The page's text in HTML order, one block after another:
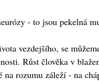
- to jsou pekelná
vezdejšího, se
Růst člověka v
rozumu záleží - na